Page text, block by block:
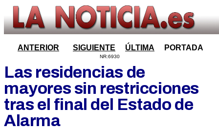
ANTERIOR SIGUIENTE ÚLTIMA PORTADA
NR:6930
Las residencias de
mayores sin restricciones
tras el final del Estado de
Alarma